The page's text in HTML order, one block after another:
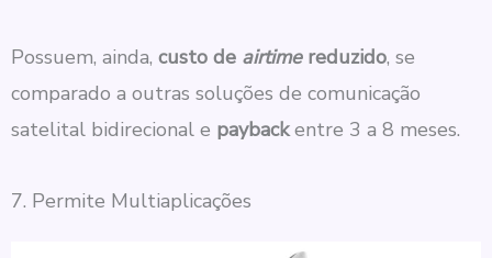
Possuem, ainda, custo de airtimereduzido, se
comparado a outras soluções de comunicação
satelital bidirecional e paybackentre 3 a 8 meses.
7. Permite Multiaplicações